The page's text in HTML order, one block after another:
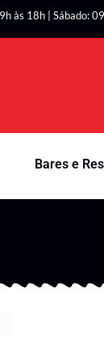
às 18h | Sábado:
Bares e